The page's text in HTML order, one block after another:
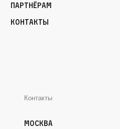
Партнёрам
Контакты
Контакты
Москва